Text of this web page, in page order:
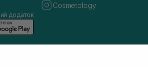
Cosmetology
додаток